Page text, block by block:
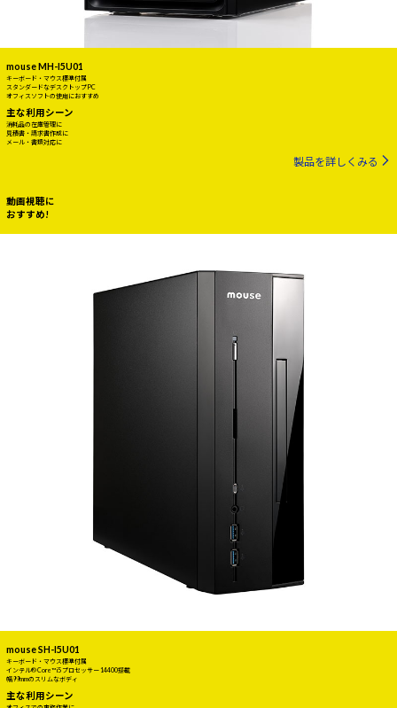
mouse MH-I5U01
キーボード・マウス標準付属
スタンダードなデスクトップPC
オフィスソフトの使用におすすめ
主な利用シーン
消耗品の在庫管理に
見積書・請求書作成に
メール・書類対応に
製品を詳しくみる
動画視聴に
おすすめ!
mouse SH-I5U01
キーボード・マウス標準付属
インテル® Core™ i5 プロセッサー 14400搭載
幅99mmのスリムなボディ
主な利用シーン